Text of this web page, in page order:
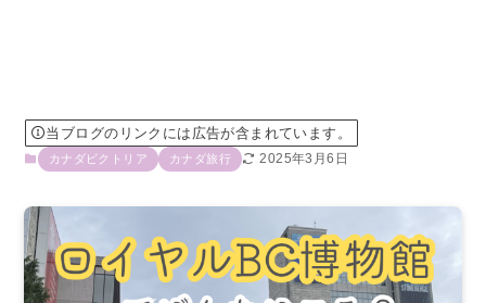
当ブログのリンクには広告が含まれています。
カナダビクトリア カナダ旅行 2025年3月6日